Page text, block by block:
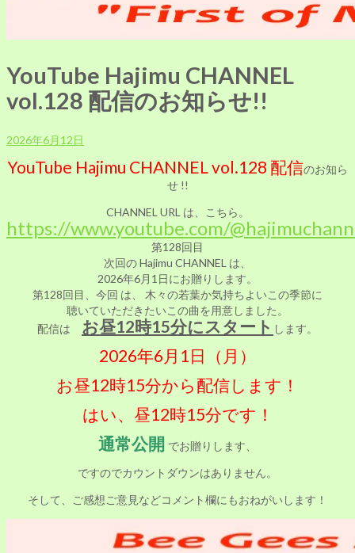
YouTube Hajimu CHANNEL
vol.128 配信のお知らせ!!
2026年6月12日
YouTube Hajimu CHANNEL vol.128 配信のお知ら
せ !!
CHANNEL URL は、こちら。
https://www.youtube.com/
第128回目
次回の Hajimu CHANNEL は、
2026年6月1日にお贈りします。
第128回目、今回 は、 木々の若葉か気持ちよいこの季節に
聴いていただきたいこの曲を用意しました。
配信は
お昼12時15分にスタート します。
2026年6月1日（月）
お昼12時15分から配信します！
はい、昼12時15分です！
通常公開 でお贈りします、
ですのでカウントダウンはありません。
そして、ご感想ご意見などコメント欄にもおねがいします！